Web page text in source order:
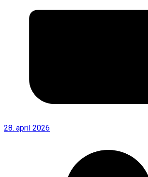
28. april 2026